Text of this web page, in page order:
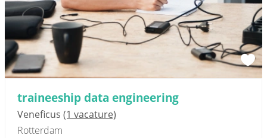
traineeship data engineering
Veneficus (1 vacature)
Rotterdam
Sponsored link